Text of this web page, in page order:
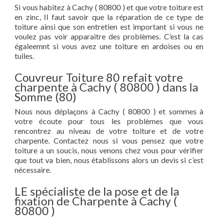
Si vous habitez à Cachy ( 80800 ) et que votre toiture est
en zinc, Il faut savoir que la réparation de ce type de
toiture ainsi que son entretien est important si vous ne
voulez pas voir apparaitre des problèmes. C’est la cas
égaleemnt si vous avez une toiture en ardoises ou en
tuiles.
Couvreur Toiture 80 refait votre
charpente à Cachy ( 80800 ) dans la
Somme (80)
Nous nous déplaçons à Cachy ( 80800 ) et sommes à
votre écoute pour tous les problèmes que vous
rencontrez au niveau de votre toiture et de votre
charpente. Contactez nous si vous pensez que votre
toiture a un soucis, nous venons chez vous pour vérifier
que tout va bien, nous établissons alors un devis si c’est
nécessaire.
LE spécialiste de la pose et de la
fixation de Charpente à Cachy (
80800 )